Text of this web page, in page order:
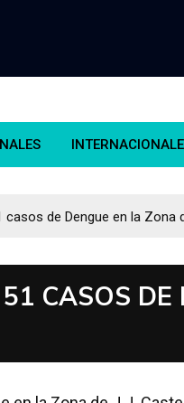
casos de Dengue en la Zona
CASOS DE